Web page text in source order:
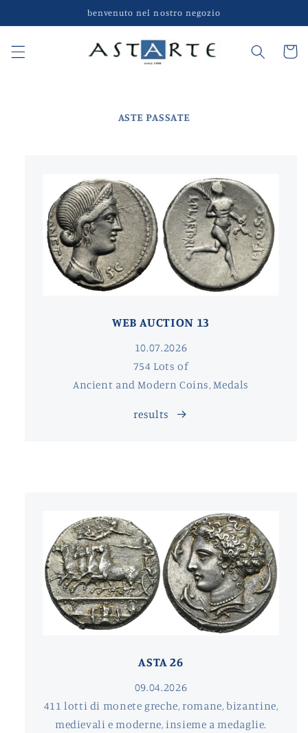
ai contenuti
benvenuto nel nostro negozio
Carrello
ASTE PASSATE
WEB AUCTION 13
10.07.2026
754 Lots of
Ancient and Modern Coins, Medals
results
ASTA 26
09.04.2026
411 lotti di monete greche, romane, bizantine,
medievali e moderne, insieme a medaglie.